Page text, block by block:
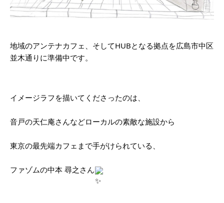
地域のアンテナカフェ、そしてHUBとなる拠点を広島市中区
並木通りに準備中です。
イメージラフを描いてくださったのは、
音戸の天仁庵さんなどローカルの素敵な施設から
東京の最先端カフェまで手がけられている、
ファゾムの中本 尋之さん